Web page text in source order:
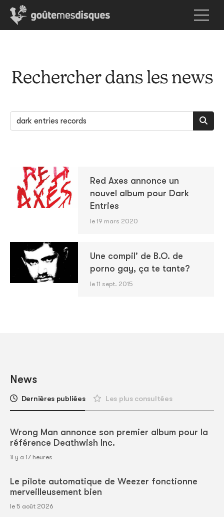
Rechercher dans les news
Red Axes annonce un
nouvel album pour Dark
Entries
le 19 mars 2020
Une compil' de B.O. de
porno gay, ça te tante?
le 11 sept. 2015
News
Dernières publiées Les plus consultées
Wrong Man annonce son premier album pour la
référence Deathwish Inc.
il y a 17 heures
Le pilote automatique de Weezer fonctionne
merveilleusement bien
le 5 août 2026